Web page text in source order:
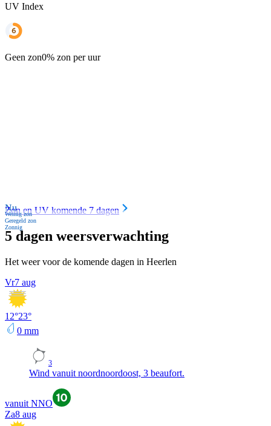
UV Index
Geen zon0% zon per uur
Nu
Weinig zon
Geregeld zon
Zonnig
Zon en UV komende 7 dagen
5 dagen weersverwachting
Het weer voor de komende dagen in Heerlen
Vr7 aug
12°23°
0 mm
3
Wind vanuit noordnoordoost, 3 beaufort.
vanuit NNO
Za8 aug